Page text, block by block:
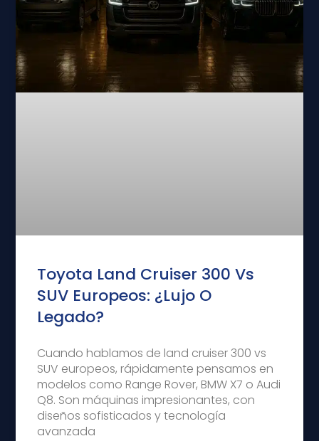
Toyota Land Cruiser 300 Vs
SUV Europeos: ¿Lujo O
Legado?
Cuando hablamos de land cruiser 300 vs
SUV europeos, rápidamente pensamos en
modelos como Range Rover, BMW X7 o Audi
Q8. Son máquinas impresionantes, con
diseños sofisticados y tecnología
avanzada